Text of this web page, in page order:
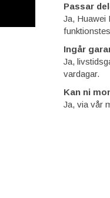
Passar
Ja, Huawei
Ingår
Ja,
vardagar.
Kan ni
Ja, via vår